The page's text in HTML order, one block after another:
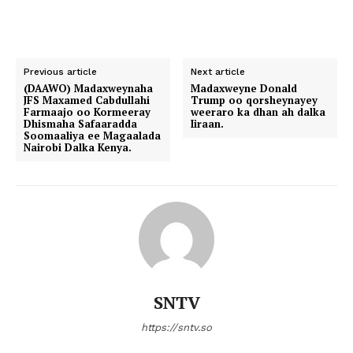
Previous article
(DAAWO) Madaxweynaha
JFS Maxamed Cabdullahi
Farmaajo oo Kormeeray
Dhismaha Safaaradda
Soomaaliya ee Magaalada
Nairobi Dalka Kenya.
Next article
Madaxweyne Donald
Trump oo qorsheynayey
weeraro ka dhan ah dalka
Iiraan.
SNTV
https://sntv.so